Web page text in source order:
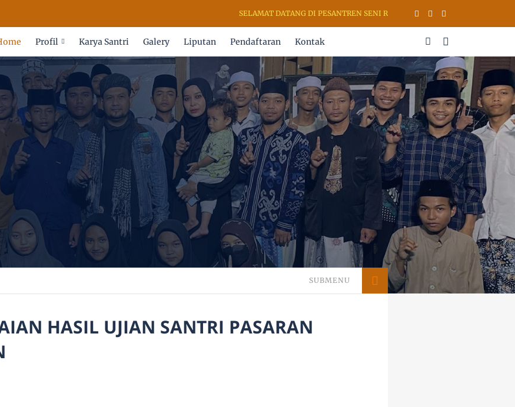
SELAMAT DATANG DI PESANTREN SENI RUPA & KALIGRAFI AL QURAN (PSKQ
Profil Karya Santri Galery Liputan Pendaftaran Kontak
SUBMENU
HASIL UJIAN SANTRI PASARAN